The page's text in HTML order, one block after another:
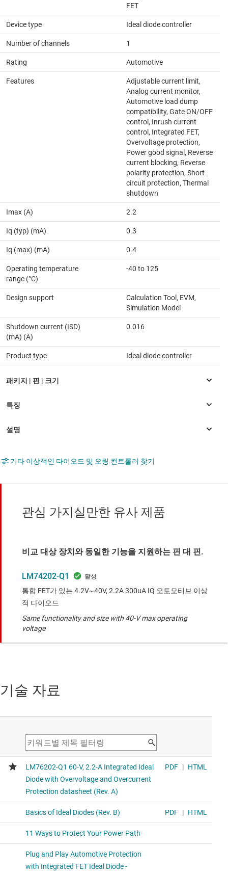
FET
Device type Ideal diode controller
Number of channels 1
Rating Automotive
Features
Adjustable current limit,
Analog current monitor,
Automotive load dump
compatibility, Gate ON/OFF
control, Inrush current
control, Integrated FET,
Overvoltage protection,
Power good signal, Reverse
current blocking, Reverse
polarity protection, Short
circuit protection, Thermal
shutdown
Imax (A) 2.2
Iq (typ) (mA) 0.3
Iq (max) (mA) 0.4
Operating temperature
range (°C)
-40 to 125
Design support
Calculation Tool, EVM,
Simulation Model
Shutdown current (ISD)
(mA) (A)
0.016
Product type Ideal diode controller
기타 이상적인 다이오드 및 오링 컨트롤러 찾기
관심 가지실만한 유사 제품
비교 대상 장치와 동일한 기능을 지원하는 핀 대 핀.
LM74202-Q1
통합 FET가 있는 4.2V~40V, 2.2A 300uA IQ 오토모티브 이상
적 다이오드
Same functionality and size with 40-V max operating
voltage
기술 자료